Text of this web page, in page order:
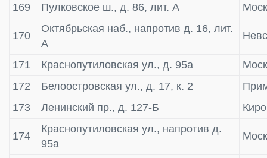
169 Пулковское ш., д. 86, лит. А
170
Октябрьская наб., напротив д. 16, лит.
А
171 Краснопутиловская ул., д. 95а
172
Белоостровская ул., д. 17, к. 2
173
Ленинский пр., д. 127-Б
174
Краснопутиловская ул., напротив д.
95а